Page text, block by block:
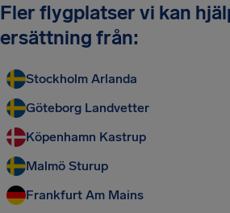
Fler flygplatser vi kan
ersättning från:
Stockholm Arlanda
Göteborg Landvetter
Köpenhamn Kastrup
Malmö Sturup
Frankfurt Am Mains